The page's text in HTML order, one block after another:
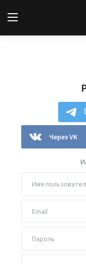
Авторы
База знаний
Подписка
Через VK